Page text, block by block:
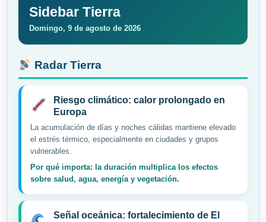
Sidebar Tierra
Domingo, 9 de agosto de 2026
Radar Tierra
Riesgo climático: calor prolongado en
Europa
La acumulación de días y noches cálidas mantiene elevado
el estrés térmico, especialmente en ciudades y grupos
vulnerables.
Por qué importa: la duración multiplica los efectos
sobre salud, agua, energía y vegetación.
Señal oceánica: fortalecimiento de El